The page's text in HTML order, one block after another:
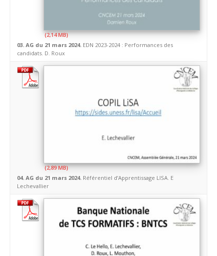
03. AG du 21 mars 2024. EDN 2023-2024 : Performances des
candidats. D. Roux
04. AG du 21 mars 2024. Référentiel d’Apprentissage LISA. E
Lechevallier